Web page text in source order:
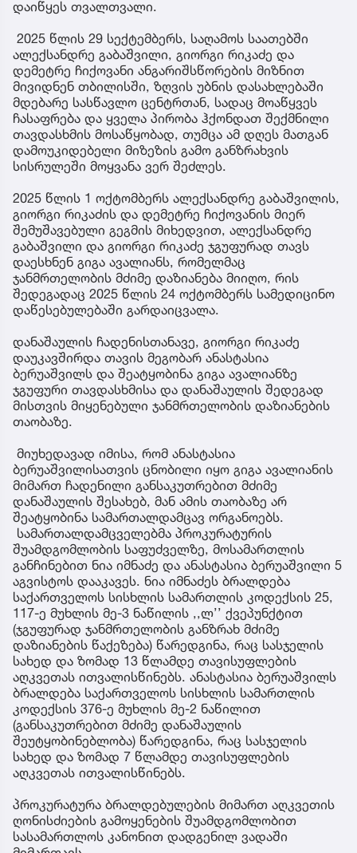
დაიწყეს თვალთვალი.
2025 წლის 29 სექტემბერს, საღამოს საათებში
ალექსანდრე გაბაშვილი, გიორგი რიკაძე და
დემეტრე ჩიქოვანი ანგარიშსწორების მიზნით
მივიდნენ თბილისში, ზღვის უბნის დასახლებაში
მდებარე სასწავლო ცენტრთან, სადაც მოაწყვეს
ჩასაფრება და ყველა პირობა ჰქონდათ შექმნილი
თავდასხმის მოსაწყობად, თუმცა ამ დღეს მათგან
დამოუკიდებელი მიზეზის გამო განზრახვის
სისრულეში მოყვანა ვერ შეძლეს.
2025 წლის 1 ოქტომბერს ალექსანდრე გაბაშვილის,
გიორგი რიკაძის და დემეტრე ჩიქოვანის მიერ
შემუშავებული გეგმის მიხედვით, ალექსანდრე
გაბაშვილი და გიორგი რიკაძე ჯგუფურად თავს
დაესხნენ გიგა ავალიანს, რომელმაც
ჯანმრთელობის მძიმე დაზიანება მიიღო, რის
შედეგადაც 2025 წლის 24 ოქტომბერს სამედიცინო
დაწესებულებაში გარდაიცვალა.
დანაშაულის ჩადენისთანავე, გიორგი რიკაძე
დაუკავშირდა თავის მეგობარ ანასტასია
ბერუაშვილს და შეატყობინა გიგა ავალიანზე
ჯგუფური თავდასხმისა და დანაშაულის შედეგად
მისთვის მიყენებული ჯანმრთელობის დაზიანების
თაობაზე.
მიუხედავად იმისა, რომ ანასტასია
ბერუაშვილისათვის ცნობილი იყო გიგა ავალიანის
მიმართ ჩადენილი განსაკუთრებით მძიმე
დანაშაულის შესახებ, მან ამის თაობაზე არ
შეატყობინა სამართალდამცავ ორგანოებს.
სამართალდამცველებმა პროკურატურის
შუამდგომლობის საფუძველზე, მოსამართლის
განჩინებით ნია იმნაძე და ანასტასია ბერუაშვილი 5
აგვისტოს დააკავეს. ნია იმნაძეს ბრალდება
საქართველოს სისხლის სამართლის კოდექსის 25,
117-ე მუხლის მე-3 ნაწილის ,,ლ’’ ქვეპუნქტით
(ჯგუფურად ჯანმრთელობის განზრახ მძიმე
დაზიანების წაქეზება) წარედგინა, რაც სასჯელის
სახედ და ზომად 13 წლამდე თავისუფლების
აღკვეთას ითვალისწინებს. ანასტასია ბერუაშვილს
ბრალდება საქართველოს სისხლის სამართლის
კოდექსის 376-ე მუხლის მე-2 ნაწილით
(განსაკუთრებით მძიმე დანაშაულის
შეუტყობინებლობა) წარედგინა, რაც სასჯელის
სახედ და ზომად 7 წლამდე თავისუფლების
აღკვეთას ითვალისწინებს.
პროკურატურა ბრალდებულების მიმართ აღკვეთის
ღონისძიების გამოყენების შუამდგომლობით
სასამართლოს კანონით დადგენილ ვადაში